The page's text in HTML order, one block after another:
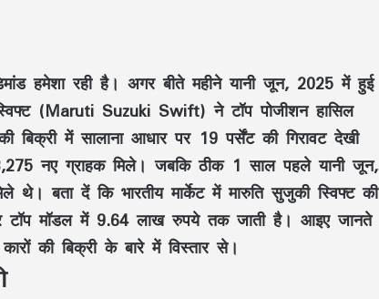
हमेशा रही है। अगर बीते महीने यानी जून, 2025 में हुई
(Maruti Suzuki Swift) ने टॉप पोजीशन हासिल
बिक्री में सालाना आधार पर 19 पर्सेंट की गिरावट देखी
नए ग्राहक मिले। जबकि ठीक 1 साल पहले यानी जून,
थे। बता दें कि भारतीय मार्केट में मारुति सुजुकी स्विफ्ट की
मॉडल में 9.64 लाख रुपये तक जाती है। आइए जानते
की बिक्री के बारे में विस्तार से।